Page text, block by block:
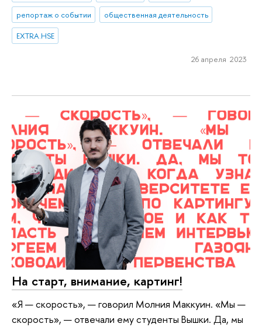
репортаж о событии
общественная деятельность
EXTRA.HSE
26 апреля 2023
На старт, внимание, картинг!
«Я — скорость», — говорил Молния Маккуин. «Мы —
скорость», — отвечали ему студенты Вышки. Да, мы